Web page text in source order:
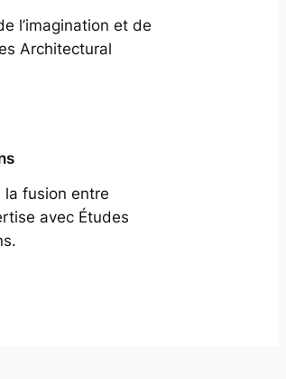
l’imagination et de
Architectural
la fusion entre
avec Études